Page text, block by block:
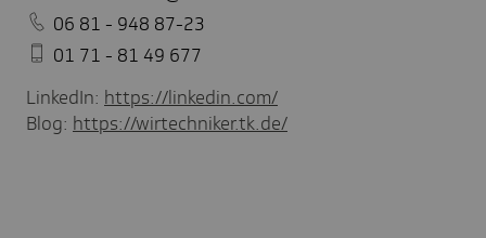
06 81 - 948 87-23
01 71 - 81 49 677
LinkedIn: https://linkedin.com/
Blog: https://wirtechniker.tk.de/